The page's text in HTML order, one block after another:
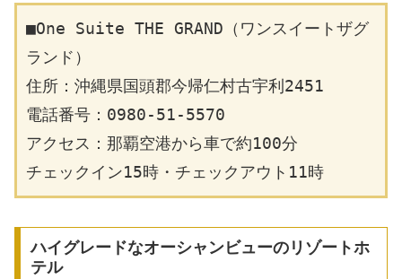
■One Suite THE GRAND（ワンスイートザグ
ランド）
住所：沖縄県国頭郡今帰仁村古宇利2451
電話番号：0980-51-5570
アクセス：那覇空港から車で約100分
チェックイン15時・チェックアウト11時
ハイグレードなオーシャンビューのリゾートホ
テル